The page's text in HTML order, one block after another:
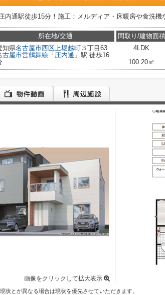
内通駅徒歩15分！施工：メルディア・床暖房や食洗
所在地/交通
知県名古屋市西区上堀越町 ３丁目63
古屋市営鶴舞線 「 庄内通 」駅 徒歩16
間取り/建物面積
4LDK
100.20㎡
画像をクリックして拡大表示
状とが異なる場合は現状を優先させていただきます。